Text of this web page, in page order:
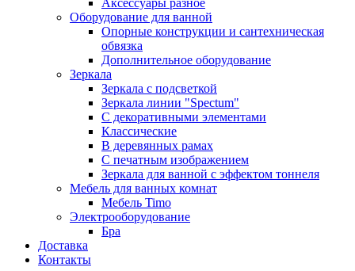
Аксессуары разное
Оборудование для ванной
Опорные конструкции и сантехническая
обвязка
Дополнительное оборудование
Зеркала
Зеркала с подсветкой
Зеркала линии "Spectum"
С декоративными элементами
Классические
В деревянных рамах
С печатным изображением
Зеркала для ванной с эффектом тоннеля
Мебель для ванных комнат
Мебель Timo
Электрооборудование
Бра
Доставка
Контакты